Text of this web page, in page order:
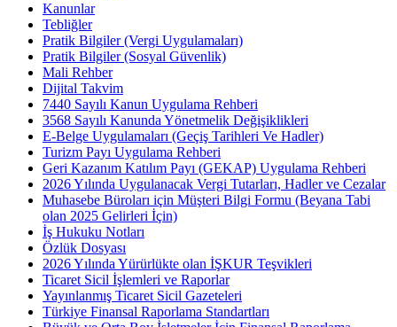
Kanunlar
Tebliğler
Pratik Bilgiler (Vergi Uygulamaları)
Pratik Bilgiler (Sosyal Güvenlik)
Mali Rehber
Dijital Takvim
7440 Sayılı Kanun Uygulama Rehberi
3568 Sayılı Kanunda Yönetmelik Değişiklikleri
E-Belge Uygulamaları (Geçiş Tarihleri Ve Hadler)
Turizm Payı Uygulama Rehberi
Geri Kazanım Katılım Payı (GEKAP) Uygulama Rehberi
2026 Yılında Uygulanacak Vergi Tutarları, Hadler ve Cezalar
Muhasebe Büroları için Müşteri Bilgi Formu (Beyana Tabi
olan 2025 Gelirleri İçin)
İş Hukuku Notları
Özlük Dosyası
2026 Yılında Yürürlükte olan İŞKUR Teşvikleri
Ticaret Sicil İşlemleri ve Raporlar
Yayınlanmış Ticaret Sicil Gazeteleri
Türkiye Finansal Raporlama Standartları